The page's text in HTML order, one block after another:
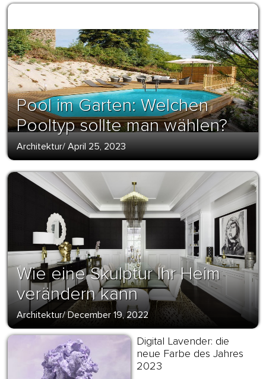
Pool im Garten: Welchen
Pooltyp sollte man wählen?
Architektur/April 25, 2023
Wie eine Skulptur Ihr Heim
verändern kann
Architektur/December 19, 2022
Digital Lavender: die
neue Farbe des Jahres
2023